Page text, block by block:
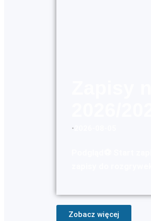
⋅
Zobacz więcej